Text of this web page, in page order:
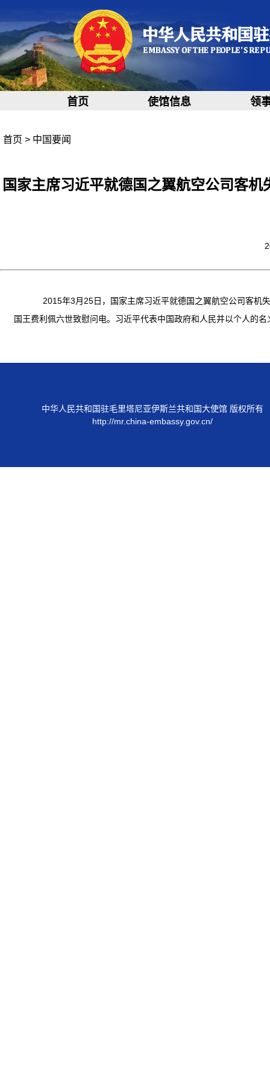
首页 使馆信息 领
首页 > 中国要闻
国家主席习近平就德国之翼航空公司客
2015年3月25日，国家主席习近平就德国之翼航空公司客机
国王费利佩六世致慰问电。习近平代表中国政府和人民并以个人的
中华人民共和国驻毛里塔尼亚伊斯兰共和国大使馆 版权所有
http://mr.china-embassy.gov.cn/